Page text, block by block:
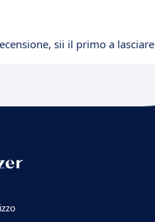
sii il primo a